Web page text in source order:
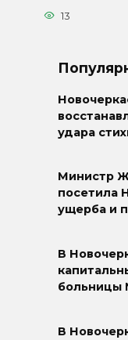
13
удара
Министр
посетила
ущерба и
В
больницы
В